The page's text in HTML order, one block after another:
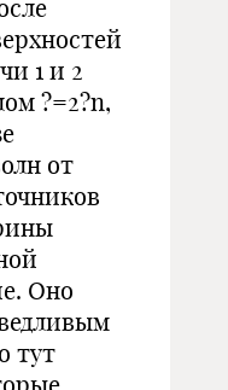
1 и 2
?=2?n,
от
Оно
тут